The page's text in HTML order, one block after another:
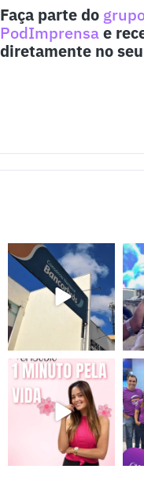
Faça parte do
PodImprensae
diretamente no